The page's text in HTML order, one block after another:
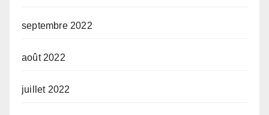
septembre 2022
août 2022
juillet 2022